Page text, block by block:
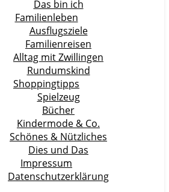
Das bin ich
Familienleben
Ausflugsziele
Familienreisen
Alltag mit Zwillingen
Rundumskind
Shoppingtipps
Spielzeug
Bücher
Kindermode & Co.
Schönes & Nützliches
Dies und Das
Impressum
Datenschutzerklärung